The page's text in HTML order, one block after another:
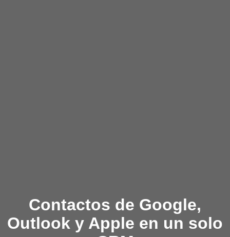
Contactos de Google,
Outlook y Apple en un solo